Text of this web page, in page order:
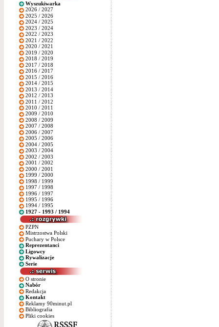
Wyszukiwarka
2026 / 2027
2025 / 2026
2024 / 2025
2023 / 2024
2022 / 2023
2021 / 2022
2020 / 2021
2019 / 2020
2018 / 2019
2017 / 2018
2016 / 2017
2015 / 2016
2014 / 2015
2013 / 2014
2012 / 2013
2011 / 2012
2010 / 2011
2009 / 2010
2008 / 2009
2007 / 2008
2006 / 2007
2005 / 2006
2004 / 2005
2003 / 2004
2002 / 2003
2001 / 2002
2000 / 2001
1999 / 2000
1998 / 1999
1997 / 1998
1996 / 1997
1995 / 1996
1994 / 1995
1927 - 1993 / 1994
PZPN
Mistrzostwa Polski
Puchary w Polsce
Reprezentanci
Ligowcy
Rywalizacje
Serie
O stronie
Nabór
Redakcja
Kontakt
Reklamy 90minut.pl
Bibliografia
Pliki cookies